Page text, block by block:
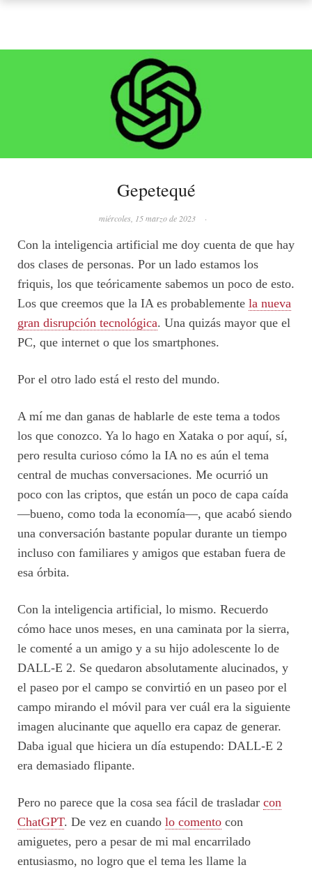
Gepetequé
miércoles, 15 marzo de 2023 ·
Con la inteligencia artificial me doy cuenta de que hay
dos clases de personas. Por un lado estamos los
friquis, los que teóricamente sabemos un poco de esto.
Los que creemos que la IA es probablemente la nueva
gran disrupción tecnológica. Una quizás mayor que el
PC, que internet o que los smartphones.
Por el otro lado está el resto del mundo.
A mí me dan ganas de hablarle de este tema a todos
los que conozco. Ya lo hago en Xataka o por aquí, sí,
pero resulta curioso cómo la IA no es aún el tema
central de muchas conversaciones. Me ocurrió un
poco con las criptos, que están un poco de capa caída
—bueno, como toda la economía—, que acabó siendo
una conversación bastante popular durante un tiempo
incluso con familiares y amigos que estaban fuera de
esa órbita.
Con la inteligencia artificial, lo mismo. Recuerdo
cómo hace unos meses, en una caminata por la sierra,
le comenté a un amigo y a su hijo adolescente lo de
DALL-E 2. Se quedaron absolutamente alucinados, y
el paseo por el campo se convirtió en un paseo por el
campo mirando el móvil para ver cuál era la siguiente
imagen alucinante que aquello era capaz de generar.
Daba igual que hiciera un día estupendo: DALL-E 2
era demasiado flipante.
Pero no parece que la cosa sea fácil de trasladar con
ChatGPT. De vez en cuando lo comento con
amiguetes, pero a pesar de mi mal encarrilado
entusiasmo, no logro que el tema les llame la